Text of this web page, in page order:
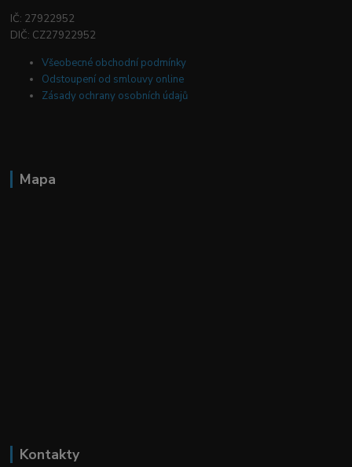
IČ: 27922952
DIČ: CZ27922952
Všeobecné obchodní podmínky
Odstoupení od smlouvy online
Zásady ochrany osobních údajů
Mapa
Kontakty